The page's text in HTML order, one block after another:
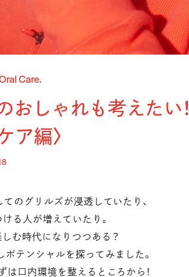
Care.
おしゃれも考えたい！
ア編〉
のグリルズが浸透していたり、
る人が増えていたり。
む時代になりつつある？
テンシャルを探ってみました。
は口内環境を整えるところから！